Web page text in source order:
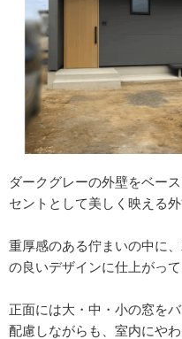
ダークグレーの外壁をベー
セントとして美しく映える外
重厚感のある佇まいの中に
の良いデザインに仕上がって
正面には大・中・小の窓を
配慮しながらも、室内にや